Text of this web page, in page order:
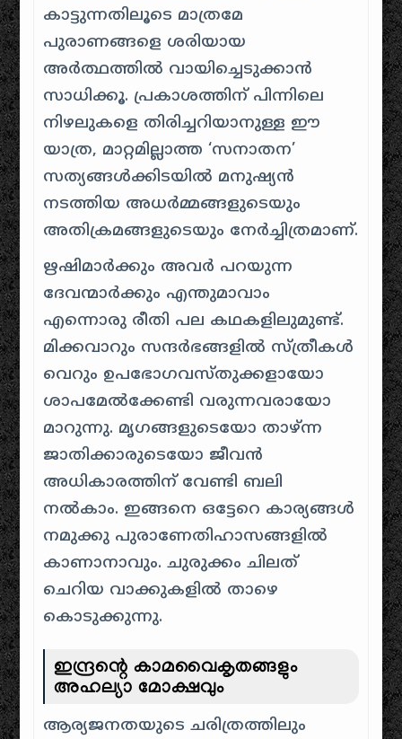
കാട്ടുന്നതിലൂടെ മാത്രമേ
പുരാണങ്ങളെ ശരിയായ
അർത്ഥത്തിൽ വായിച്ചെടുക്കാൻ
സാധിക്കൂ. പ്രകാശത്തിന് പിന്നിലെ
നിഴലുകളെ തിരിച്ചറിയാനുള്ള ഈ
യാത്ര, മാറ്റമില്ലാത്ത ‘സനാതന’
സത്യങ്ങൾക്കിടയിൽ മനുഷ്യൻ
നടത്തിയ അധർമ്മങ്ങളുടെയും
അതിക്രമങ്ങളുടെയും നേർച്ചിത്രമാണ്.
ഋഷിമാർക്കും അവർ പറയുന്ന
ദേവന്മാർക്കും എന്തുമാവാം
എന്നൊരു രീതി പല കഥകളിലുമുണ്ട്.
മിക്കവാറും സന്ദർഭങ്ങളിൽ സ്ത്രീകൾ
വെറും ഉപഭോഗവസ്തുക്കളായോ
ശാപമേൽക്കേണ്ടി വരുന്നവരായോ
മാറുന്നു. മൃഗങ്ങളുടെയോ താഴ്ന്ന
ജാതിക്കാരുടെയോ ജീവൻ
അധികാരത്തിന് വേണ്ടി ബലി
നൽകാം. ഇങ്ങനെ ഒട്ടേറെ കാര്യങ്ങൾ
നമുക്കു പുരാണേതിഹാസങ്ങളിൽ
കാണാനാവും. ചുരുക്കം ചിലത്
ചെറിയ വാക്കുകളിൽ താഴെ
കൊടുക്കുന്നു.
ഇന്ദ്രന്റെ കാമവൈകൃതങ്ങളും
അഹല്യാ മോക്ഷവും
ആര്യജനതയുടെ ചരിത്രത്തിലും